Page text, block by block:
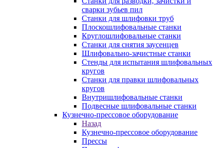
сварки зубьев пил
Станки для шлифовки труб
Плоскошлифовальные станки
Круглошлифовальные станки
Станки для снятия заусенцев
Шлифовально-зачистные станки
Стенды для испытания шлифовальных
кругов
Станки для правки шлифовальных
кругов
Внутришлифовальные станки
Подвесные шлифовальные станки
Кузнечно-прессовое оборудование
Назад
Кузнечно-прессовое оборудование
Прессы